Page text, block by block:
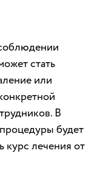
стать
или
В
будет
курс лечения от